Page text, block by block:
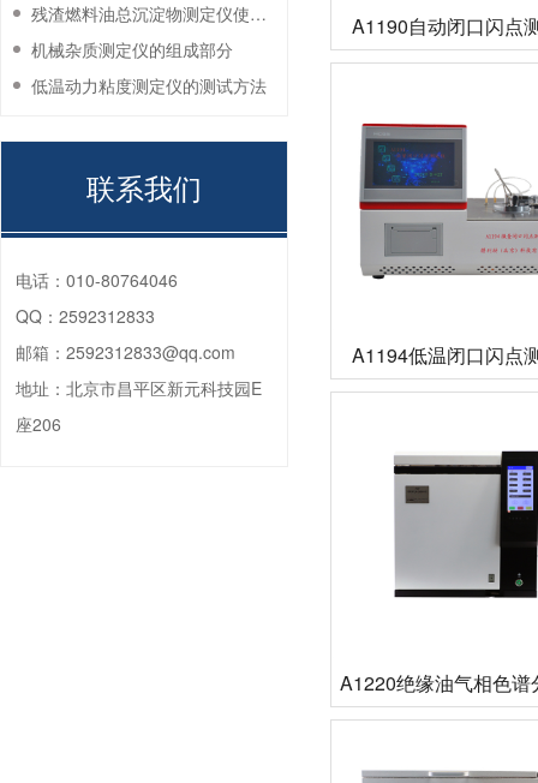
A1190自动闭口闪点
A1194低温闭口闪点
A1220绝缘油气相色谱
残渣燃料油总沉淀物测定仪使用注意事项
机械杂质测定仪的组成部分
低温动力粘度测定仪的测试方法
联系我们
电话： 010-80764046
QQ： 2592312833
邮箱： 2592312833@qq.com
地址： 北京市昌平区新元科技园E
座206